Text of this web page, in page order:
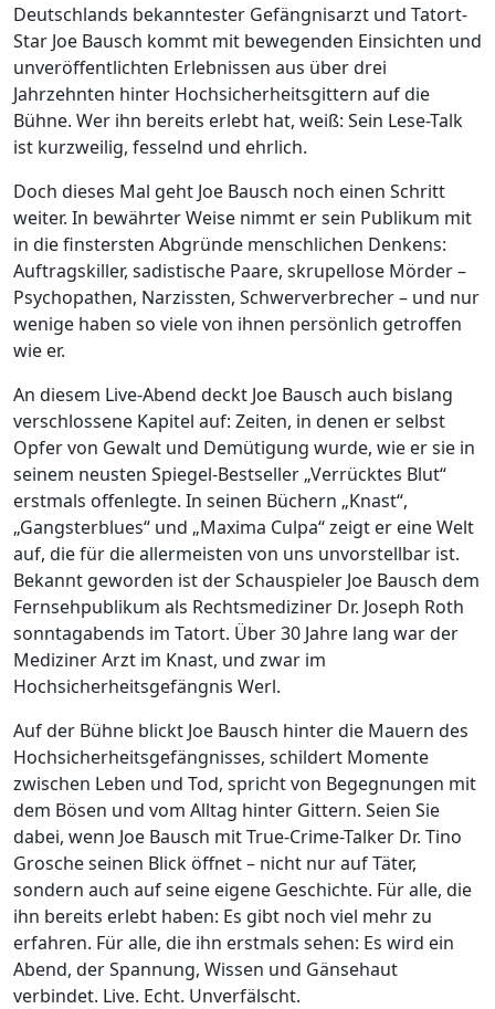
Deutschlands bekanntester Gefängnisarzt und Tatort-
Star Joe Bausch kommt mit bewegenden Einsichten und
unveröffentlichten Erlebnissen aus über drei
Jahrzehnten hinter Hochsicherheitsgittern auf die
Bühne. Wer ihn bereits erlebt hat, weiß: Sein Lese-Talk
ist kurzweilig, fesselnd und ehrlich.
Doch dieses Mal geht Joe Bausch noch einen Schritt
weiter. In bewährter Weise nimmt er sein Publikum mit
in die finstersten Abgründe menschlichen Denkens:
Auftragskiller, sadistische Paare, skrupellose Mörder –
Psychopathen, Narzissten, Schwerverbrecher – und nur
wenige haben so viele von ihnen persönlich getroffen
wie er.
An diesem Live-Abend deckt Joe Bausch auch bislang
verschlossene Kapitel auf: Zeiten, in denen er selbst
Opfer von Gewalt und Demütigung wurde, wie er sie in
seinem neusten Spiegel-Bestseller „Verrücktes Blut“
erstmals offenlegte. In seinen Büchern „Knast“,
„Gangsterblues“ und „Maxima Culpa“ zeigt er eine Welt
auf, die für die allermeisten von uns unvorstellbar ist.
Bekannt geworden ist der Schauspieler Joe Bausch dem
Fernsehpublikum als Rechtsmediziner Dr. Joseph Roth
sonntagabends im Tatort. Über 30 Jahre lang war der
Mediziner Arzt im Knast, und zwar im
Hochsicherheitsgefängnis Werl.
Auf der Bühne blickt Joe Bausch hinter die Mauern des
Hochsicherheitsgefängnisses, schildert Momente
zwischen Leben und Tod, spricht von Begegnungen mit
dem Bösen und vom Alltag hinter Gittern. Seien Sie
dabei, wenn Joe Bausch mit True-Crime-Talker Dr. Tino
Grosche seinen Blick öffnet – nicht nur auf Täter,
sondern auch auf seine eigene Geschichte. Für alle, die
ihn bereits erlebt haben: Es gibt noch viel mehr zu
erfahren. Für alle, die ihn erstmals sehen: Es wird ein
Abend, der Spannung, Wissen und Gänsehaut
verbindet. Live. Echt. Unverfälscht.